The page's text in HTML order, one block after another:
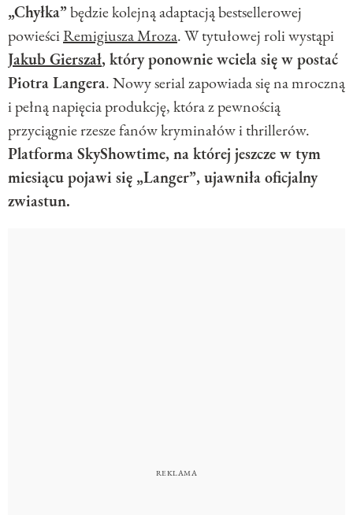
„Chyłka”będzie kolejną adaptacją bestsellerowej
powieściRemigiusza Mroza. W tytułowej roli wystąpi
Jakub Gierszał, który ponownie wciela się w postać
Piotra Langera. Nowy serial zapowiada się na mroczną
i pełną napięcia produkcję, która z pewnością
przyciągnie rzesze fanów kryminałów i thrillerów.
Platforma SkyShowtime, na której jeszcze w tym
miesiącu pojawi się „Langer”, ujawniła oficjalny
zwiastun.